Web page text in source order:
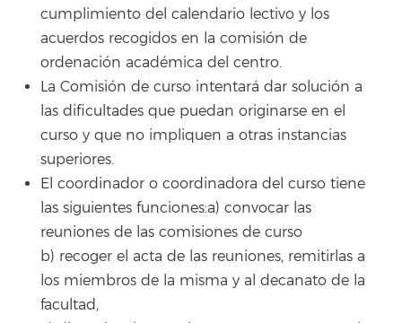
cumplimiento del calendario lectivo y los
acuerdos recogidos en la comisión de
ordenación académica del centro.
La Comisión de curso intentará dar solución a
las dificultades que puedan originarse en el
curso y que no impliquen a otras instancias
superiores.
El coordinador o coordinadora del curso tiene
las siguientes funciones:a) convocar las
reuniones de las comisiones de curso
b) recoger el acta de las reuniones, remitirlas a
los miembros de la misma y al decanato de la
facultad,